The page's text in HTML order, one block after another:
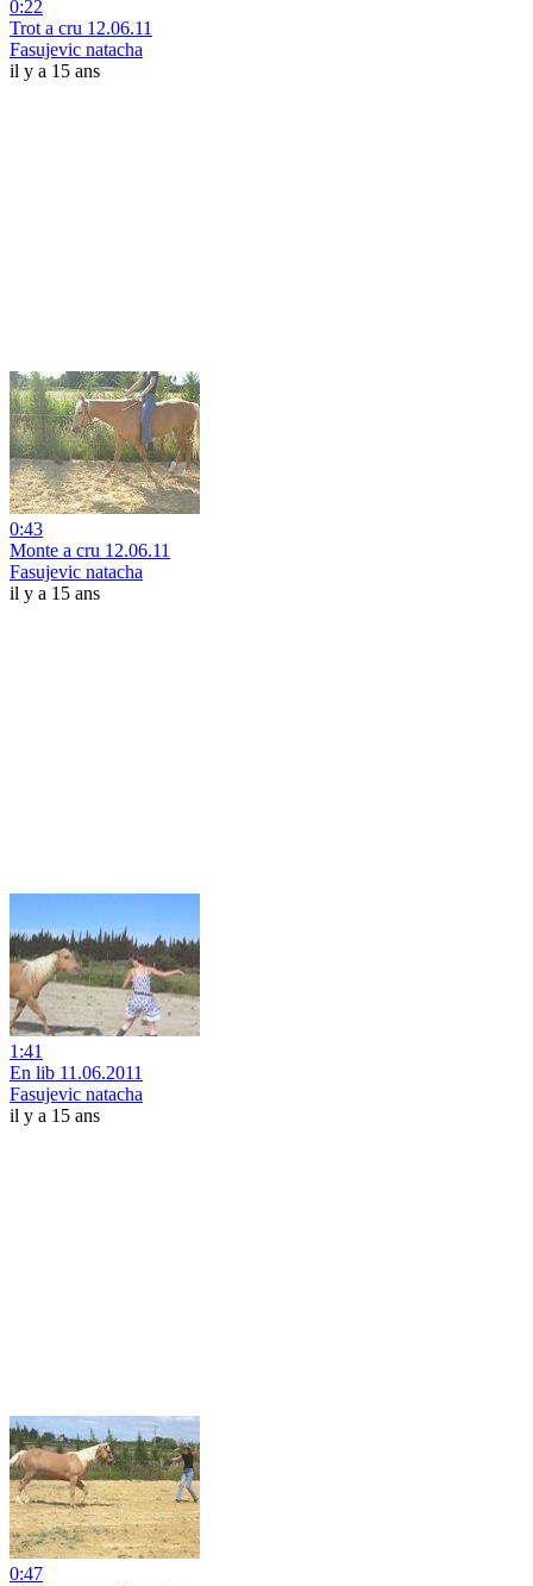
0:22
Trot a cru 12.06.11
Fasujevic natacha
il y a 15 ans
0:43
Monte a cru 12.06.11
Fasujevic natacha
il y a 15 ans
1:41
En lib 11.06.2011
Fasujevic natacha
il y a 15 ans
0:47